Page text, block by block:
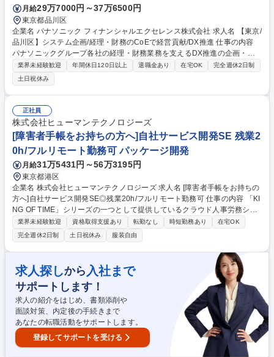
月給29万7000円～37万6500円
東京都品川区
企業名 パナソニック フィナンシャルエクセレンス株式会社 求人名 【東京/
品川区】システム企画/経理・財務のCoEで経営貢献/DX推進 仕事の内容
パナソニックグループ各社の経理・財務業務を支えるDX推進の企画・実
行を担います。生成AIやクラウド等の最新技術を活用し、現行業務の分析
から課題抽出、会計業務の標準化・決算早期化をIT施策で実現します。 ・
DX推進・業務改革：生成AI等を活用し、経理・財務業務の高度化・標準
化、シェアード化を含む全体最適化を推進 ・ITソリューション設計：要件
定義から導入・実装、PoCから本格展開まで統括。外部ベンダー連携や自
動化、データ基盤構築 ・ガバナンス強化：セキュリティを組み込んだ運用
設計、IT内部統制の整備 ※専門性を高めながら、将来的にチームを牽引す
るリーダーとしての活躍を期待するポジションです。 募集職種 【東京/品
川区】システム企画/経理・財務のCoEで経営貢献/DX推進
業界未経験歓迎 年間休日120日以上 退職金あり 在宅OK
完全週休2日制
土日祝休み
正社員
株式会社ヒューマンテクノロジーズ
[障害者手帳をお持ちの方へ]自社サービス開発SE 残業2
0h/フルリモート勤務可 パッケージ開発
月給31万5431円～56万3195円
東京都港区
企業名 株式会社ヒューマンテクノロジーズ 求人名 [障害者手帳をお持ちの
方へ]自社サービス開発SE◎残業20h/フルリモート勤務可 仕事の内容 「KI
NG OF TIME」シリーズの一つとして提供しているクラウド人事労務シス
テム「KING OF TIME 人事労務」の要求事項から開発要件への落とし込み/
社内調整/開発業務等,上流工程をメインで担当いただきます！ 【詳細】■
当社開発案件の要求事項から開発要件へ落とし込む工程(開発要件の作成
は英語で行います) ■要件に対する開発チームとの調整/Q&A対応 ■機能追
加案件のバックエンド・フロントエンド開発 ■カスタマーサポートからの
技術的な問い合わせへの回答 ■他メンバーが開発した機能のテスト・品質
保証 ■開発要望を分析し,開発仕様を策定 ■開発仕様書の日本語版と英語版
の用意 ■海外エンジニアと協力して開発作業 募集職種 [障害者手帳をお持
ちの方へ]自社サービス開発SE◎残業20h/フルリモート勤務可
業界未経験歓迎 資格取得支援あり 転勤なし 時短勤務あり
在宅OK
完全週休2日制
土日祝休み 服装自由
求人探しから 入社まで
サポートします！
求人の紹介をはじめ、書類添削や
面談対策、内定後の手続きまで
あなたの転職活動をサポートします。
登録してサポートを受ける